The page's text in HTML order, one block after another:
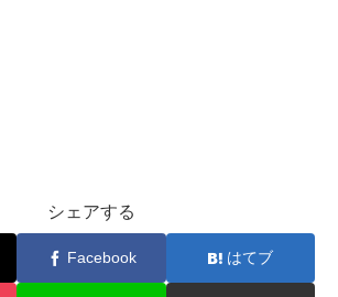
シェアする
Facebook はてブ